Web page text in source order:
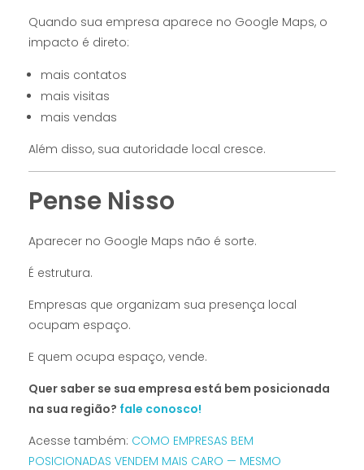
Quando sua empresa aparece no Google Maps, o
impacto é direto:
mais contatos
mais visitas
mais vendas
Além disso, sua autoridade local cresce.
Pense Nisso
Aparecer no Google Maps não é sorte.
É estrutura.
Empresas que organizam sua presença local
ocupam espaço.
E quem ocupa espaço, vende.
Quer saber se sua empresa está bem posicionada
na sua região? fale conosco!
Acesse também: COMO EMPRESAS BEM
POSICIONADAS VENDEM MAIS CARO — MESMO